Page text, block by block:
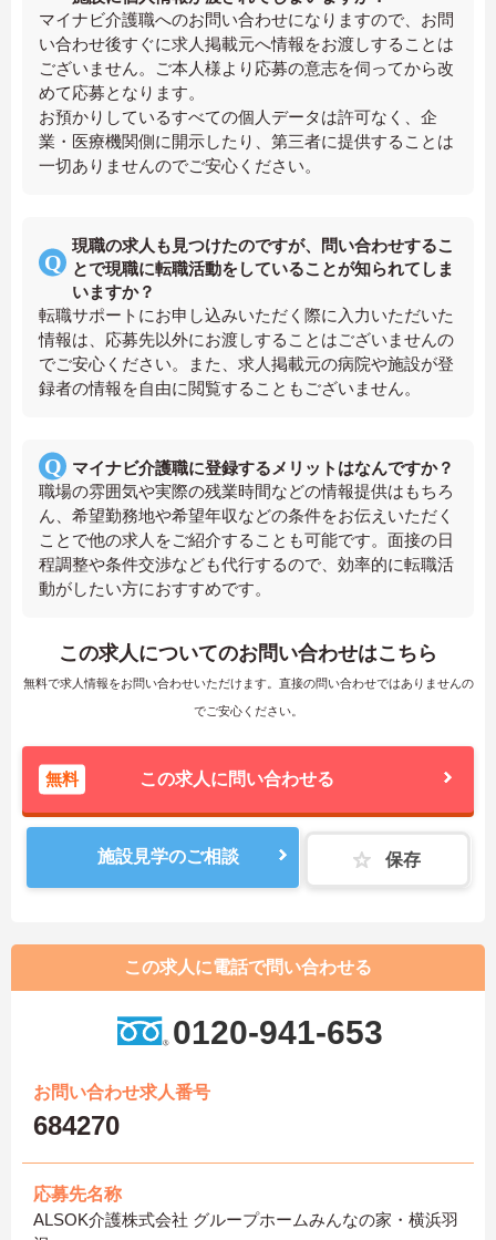
マイナビ介護職へのお問い合わせになりますので、お問
い合わせ後すぐに求人掲載元へ情報をお渡しすることは
ございません。ご本人様より応募の意志を伺ってから改
めて応募となります。
お預かりしているすべての個人データは許可なく、企
業・医療機関側に開示したり、第三者に提供することは
一切ありませんのでご安心ください。
現職の求人も見つけたのですが、問い合わせするこ
とで現職に転職活動をしていることが知られてしま
いますか？
転職サポートにお申し込みいただく際に入力いただいた
情報は、応募先以外にお渡しすることはございませんの
でご安心ください。また、求人掲載元の病院や施設が登
録者の情報を自由に閲覧することもございません。
マイナビ介護職に登録するメリットはなんですか？
職場の雰囲気や実際の残業時間などの情報提供はもちろ
ん、希望勤務地や希望年収などの条件をお伝えいただく
ことで他の求人をご紹介することも可能です。面接の日
程調整や条件交渉なども代行するので、効率的に転職活
動がしたい方におすすめです。
この求人についてのお問い合わせはこちら
無料で求人情報をお問い合わせいただけます。直接の問い合わせではありませんの
でご安心ください。
無料 この求人に問い合わせる
施設見学のご相談 保存
この求人に電話で問い合わせる
0120-941-653
お問い合わせ求人番号
684270
応募先名称
ALSOK介護株式会社 グループホームみんなの家・横浜羽